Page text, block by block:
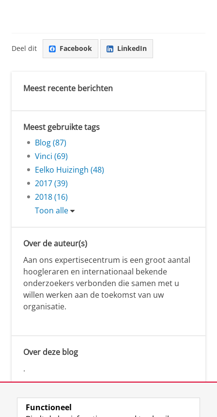
Deel dit Facebook LinkedIn
Meest recente berichten
Meest gebruikte tags
Blog (87)
Vinci (69)
Eelko Huizingh (48)
2017 (39)
2018 (16)
Toon alle
Over de auteur(s)
Aan ons expertisecentrum is een groot aantal
hoogleraren en internationaal bekende
onderzoekers verbonden die samen met u
willen werken aan de toekomst van uw
organisatie.
Over deze blog
.
Functioneel